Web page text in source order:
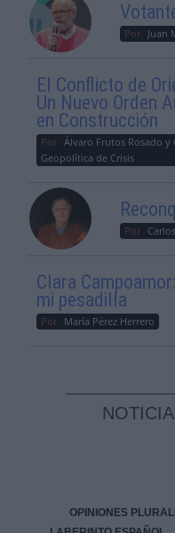
Por Juan
El Conflicto de
Un Nuevo Orden
en Construcción
Por Álvaro Frutos Rosado y
Geopolítica de Crisis
Por
Clara
mi pesadilla
Por María Pérez Herrero
OPINIONES